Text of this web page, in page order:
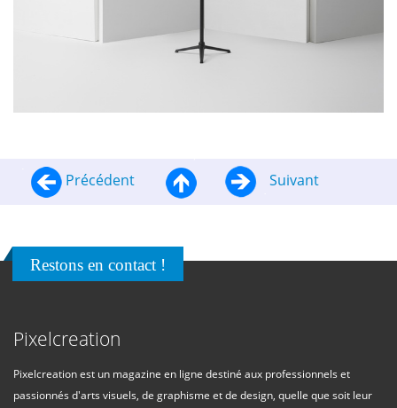
Précédent Suivant
Restons en contact !
Pixelcreation
Pixelcreation est un magazine en ligne destiné aux professionnels et
passionnés d'arts visuels, de graphisme et de design, quelle que soit leur